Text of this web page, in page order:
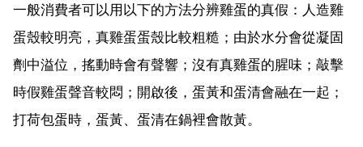
一般消費者可以用以下的方法分辨雞蛋的真假：人造雞
蛋殼較明亮，真雞蛋蛋殼比較粗糙；由於水分會從凝固
劑中溢位，搖動時會有聲響；沒有真雞蛋的腥味；敲擊
時假雞蛋聲音較悶；開啟後，蛋黃和蛋清會融在一起；
打荷包蛋時，蛋黃、蛋清在鍋裡會散黃。